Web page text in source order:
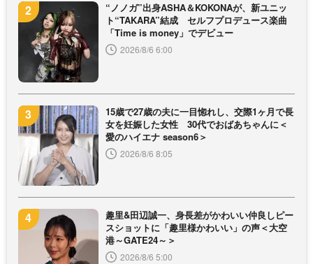
“ノノガ”出身ASHA＆KOKONAが、新ユニッ
ト“TAKARA”結成 セルフプロデュース楽曲
「Time is money」でデビュー
2026/8/6 6:00
15歳で27歳の夫に一目惚れし、交際1ヶ月で長
女を妊娠した女性 30代でおばあちゃんに＜
愛のハイエナ season6＞
2026/8/6 8:05
趣里&田辺誠一、身長差がかわいい仲良しピー
スショットに「趣里様かわいい」の声＜大空
港～GATE24～＞
2026/8/6 5:00